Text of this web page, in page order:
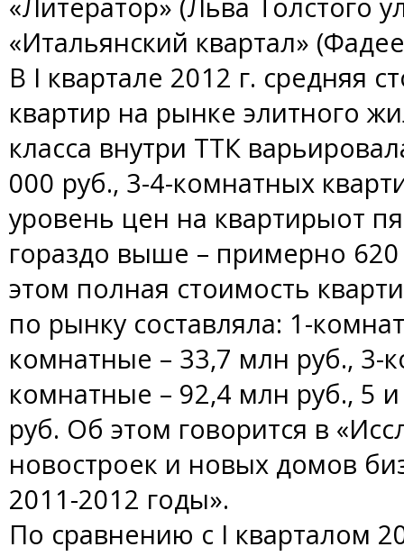
«Итальянский квартал»
В I квартале 2012 г. средняя
квартир на рынке элитного
класса внутри ТТК
000 руб., 3-4-комнатных
уровень цен на квартирыот
гораздо выше – примерно 620
этом полная стоимость
по рынку составляла: 1-
комнатные – 33,7 млн руб., 3-
комнатные – 92,4 млн руб., 5
руб. Об этом говорится в
новостроек и новых домов
2011-2012 годы».
По сравнению с I кварталом